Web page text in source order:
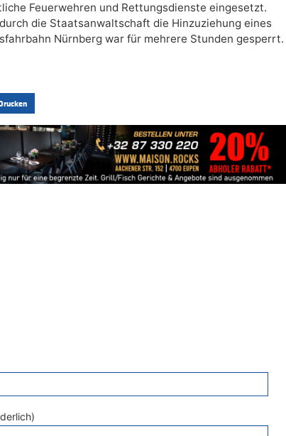
Feuerwehren und Rettungsdienste eingesetzt.
die Staatsanwaltschaft die Hinzuziehung eines
Nürnberg war für mehrere Stunden gesperrt.
Drucken